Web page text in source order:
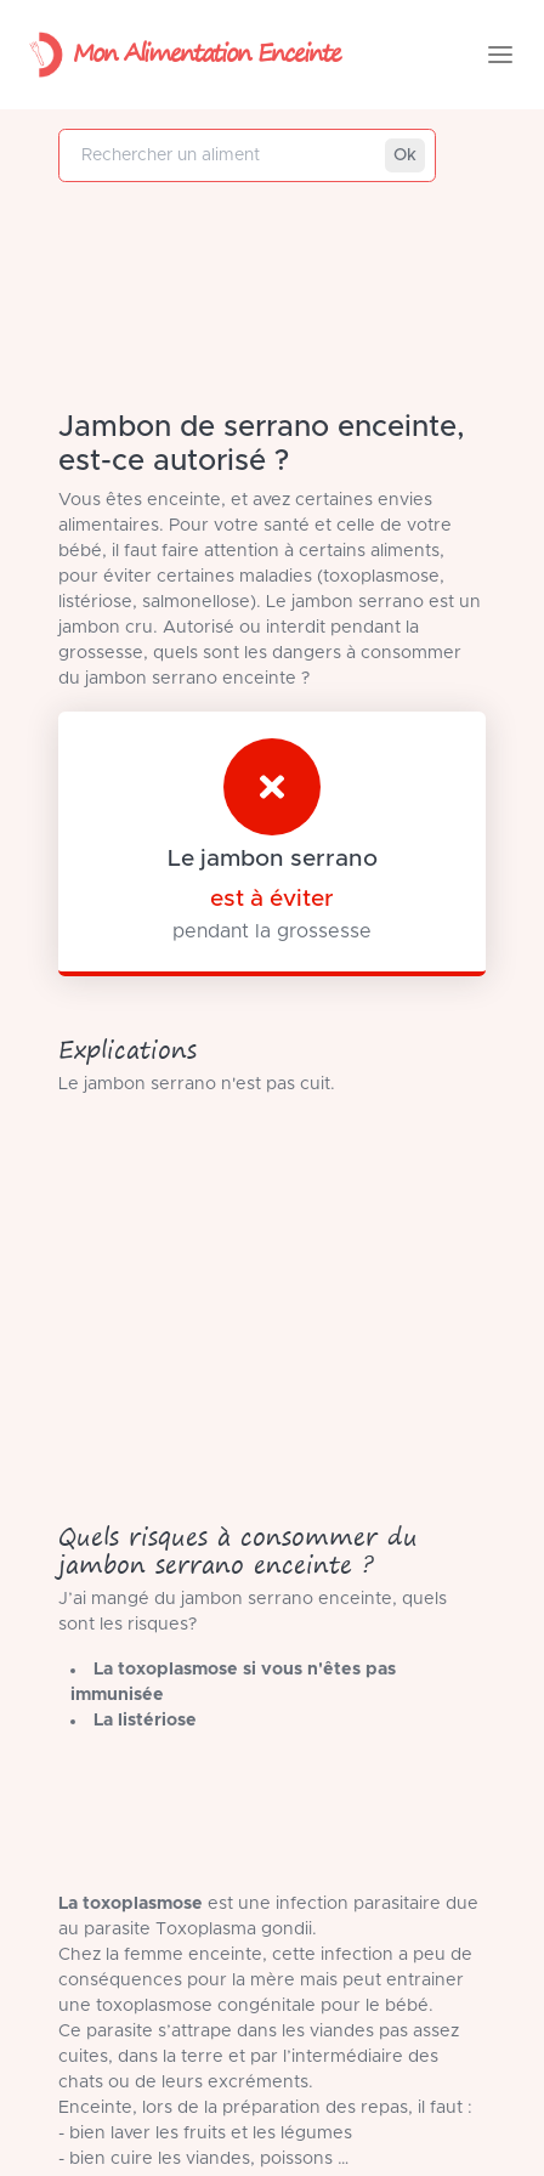
Mon Alimentation Enceinte
Rechercher un aliment
Ok
Jambon de serrano enceinte,
est-ce autorisé ?
Vous êtes enceinte, et avez certaines envies
alimentaires. Pour votre santé et celle de votre
bébé, il faut faire attention à certains aliments,
pour éviter certaines maladies (toxoplasmose,
listériose, salmonellose). Le jambon serrano est un
jambon cru. Autorisé ou interdit pendant la
grossesse, quels sont les dangers à consommer
du jambon serrano enceinte ?
Le jambon serrano
est à éviter
pendant la grossesse
Explications
Le jambon serrano n'est pas cuit.
Quels risques à consommer du
jambon serrano enceinte ?
J’ai mangé du jambon serrano enceinte, quels
sont les risques?
La toxoplasmose si vous n'êtes pas
immunisée
La listériose
La toxoplasmose est une infection parasitaire due
au parasite Toxoplasma gondii.
Chez la femme enceinte, cette infection a peu de
conséquences pour la mère mais peut entrainer
une toxoplasmose congénitale pour le bébé.
Ce parasite s’attrape dans les viandes pas assez
cuites, dans la terre et par l’intermédiaire des
chats ou de leurs excréments.
Enceinte, lors de la préparation des repas, il faut :
- bien laver les fruits et les légumes
- bien cuire les viandes, poissons …